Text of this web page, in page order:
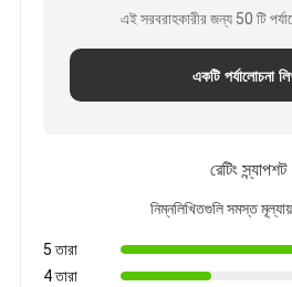
এই সরবরাহকারীর জন্য 50 টি
একটি পর্যালোচনা
রেটিং স্ন্যাপশট
নিম্নলিখিতগুলি সমস্ত
5 তারা
4 তারা